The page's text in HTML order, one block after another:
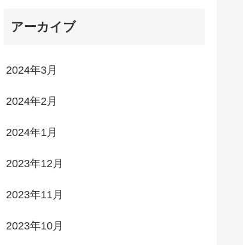
アーカイブ
2024年3月
2024年2月
2024年1月
2023年12月
2023年11月
2023年10月